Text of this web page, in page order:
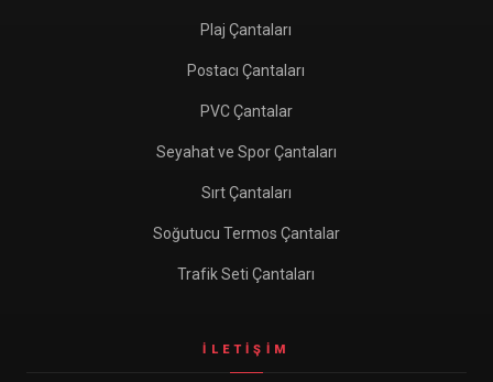
Plaj Çantaları
Postacı Çantaları
PVC Çantalar
Seyahat ve Spor Çantaları
Sırt Çantaları
Soğutucu Termos Çantalar
Trafik Seti Çantaları
İLETIŞIM